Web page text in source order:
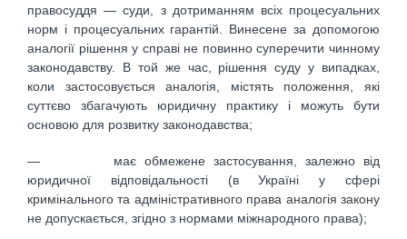
правосуддя — суди, з дотриманням всіх процесуальних
норм і процесуальних гарантій. Винесене за допомогою
аналогії рішення у справі не повинно суперечити чинному
законодавству. В той же час, рішення суду у випадках,
коли застосовується аналогія, містять положення, які
суттєво збагачують юридичну практику і можуть бути
основою для розвитку законодавства;
— має обмежене застосування, залежно від
юридичної відповідальності (в Україні у сфері
кримінального та адміністративного права аналогія закону
не допускається, згідно з нормами міжнародного права);